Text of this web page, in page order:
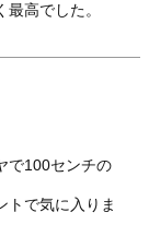
高でした。
で100センチの
トで気に入りま